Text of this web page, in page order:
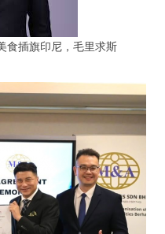
食插旗印尼，毛里求斯